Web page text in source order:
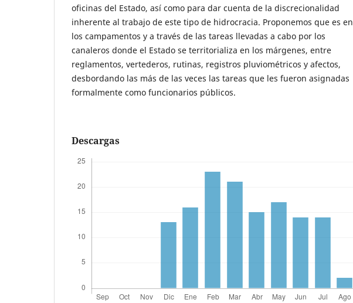
oficinas del Estado, así como para dar cuenta de la discrecionalidad
inherente al trabajo de este tipo de hidrocracia. Proponemos que es en
los campamentos y a través de las tareas llevadas a cabo por los
canaleros donde el Estado se territorializa en los márgenes, entre
reglamentos, vertederos, rutinas, registros pluviométricos y afectos,
desbordando las más de las veces las tareas que les fueron asignadas
formalmente como funcionarios públicos.
Descargas